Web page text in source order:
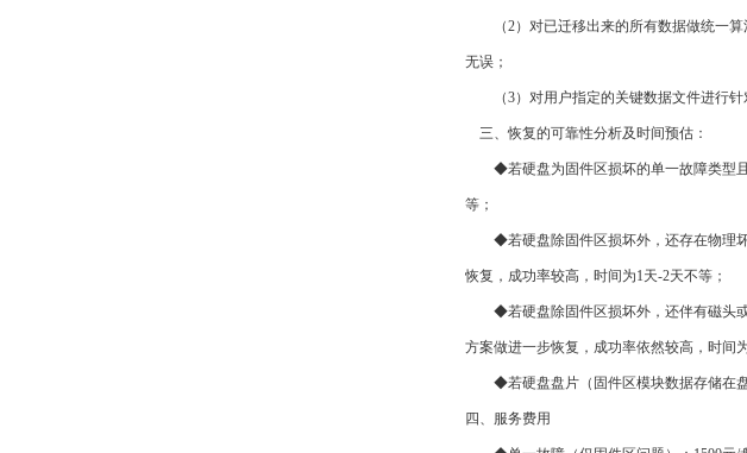
（2）对已迁移出来的所有数据做统一算
无误；
（3）对用户指定的关键数据文件进行针
三、恢复的可靠性分析及时间预估：
◆若硬盘为固件区损坏的单一故障类型且
等；
◆若硬盘除固件区损坏外，还存在物理坏
恢复，成功率较高，时间为1天-2天不等；
◆若硬盘除固件区损坏外，还伴有磁头或
方案做进一步恢复，成功率依然较高，时间
◆若硬盘盘片（固件区模块数据存储在盘
四、服务费用